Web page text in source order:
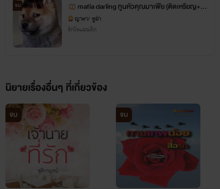
จบ
mafia darling ทูนหัวคุณมาเฟีย (ติดเหรียญ+จ
บแล้ว)
ญาตา/ ซูฝ่า
รักโรแมนติก
นิยายเรื่องอื่นๆ ที่เกี่ยวข้อง
จบ จบ